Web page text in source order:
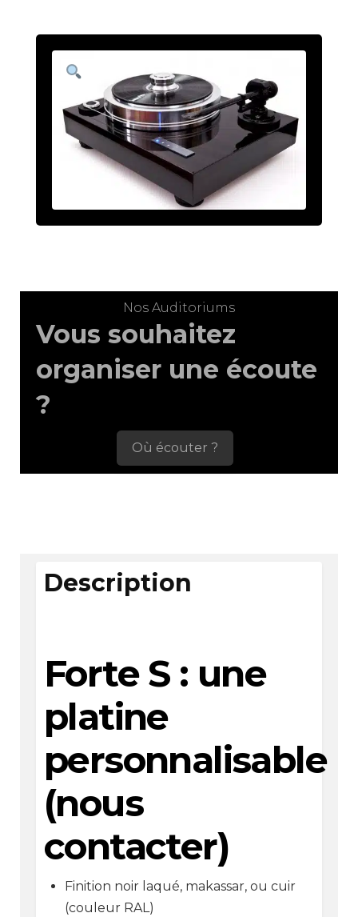
Nos Auditoriums
Vous souhaitez
organiser une écoute
?
Où écouter ?
Description
Forte S : une
platine
personnalisable
(nous
contacter)
Finition noir laqué, makassar, ou cuir
(couleur RAL)